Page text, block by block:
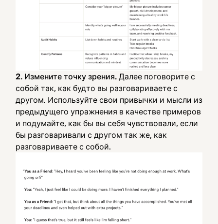
2. Измените точку зрения. Далее поговорите с
собой так, как будто вы разговариваете с
другом. Используйте свои привычки и мысли из
предыдущего упражнения в качестве примеров
и подумайте, как бы вы себя чувствовали, если
бы разговаривали с другом так же, как
разговариваете с собой.